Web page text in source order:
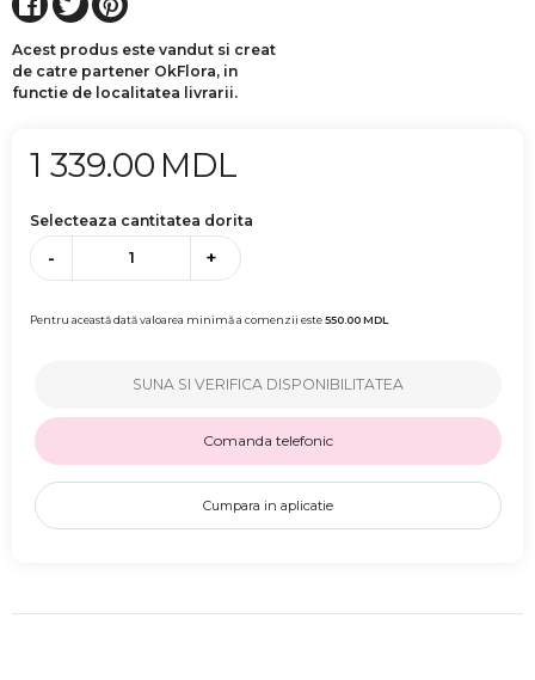
Acest produs este vandut si creat
de catre partener OkFlora, in
functie de localitatea livrarii.
1 339.00 MDL
Selecteaza cantitatea dorita
- +
Pentru această dată valoarea minimă a comenzii este550.00MDL
SUNA SI VERIFICA DISPONIBILITATEA
Comanda telefonic
Cumpara in aplicatie